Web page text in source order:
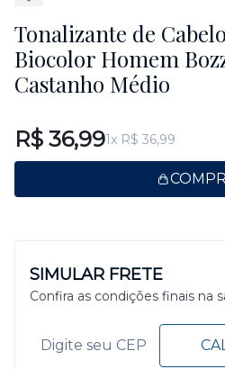
Tonalizante de
Biocolor Homem
Castanho Médio
R$ 36,991x R$ 36,99
SIMULAR FRETE
Confira as condições finais na